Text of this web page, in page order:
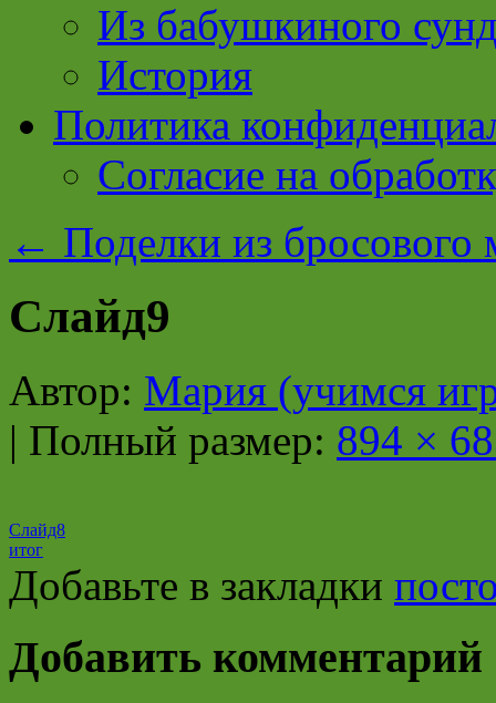
Из бабушкиного
История
Политика
Согласие на
← Поделки из бросового
Слайд9
Автор: Мария (учимся
| Полный размер: 894 ×
Слайд8
итог
Добавьте в закладки
Добавить комментарий